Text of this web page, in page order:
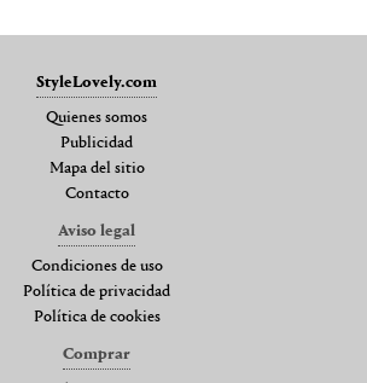
StyleLovely.com
Quienes somos
Publicidad
Mapa del sitio
Contacto
Aviso legal
Condiciones de uso
Política de privacidad
Política de cookies
Comprar